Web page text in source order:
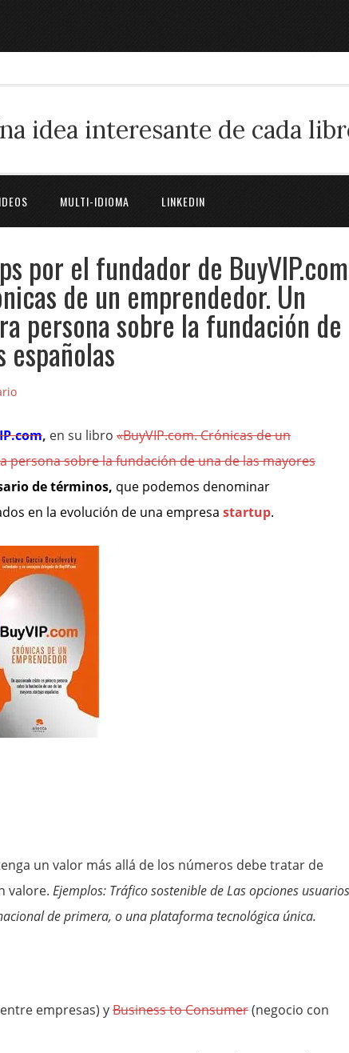
idea interesante de cada
MULTI-IDIOMA LINKEDIN
por el fundador de
de un emprendedor. Un
persona sobre la fundación de
, en su libro «BuyVIP.com. Crónicas de un
sobre la fundación de una de las mayores
de términos, que podemos denominar
en la evolución de una empresa startup.
un valor más allá de los números debe tratar de
valore. Ejemplos: Tráfico sostenible de Las opciones
de primera, o una plataforma tecnológica única.
empresas) yBusiness to Consumer(negocio con